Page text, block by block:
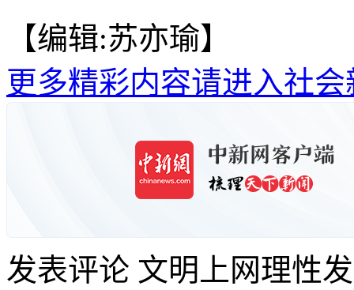
【编辑:苏亦瑜】
更多精彩内容请进入社会
发表评论 文明上网理性